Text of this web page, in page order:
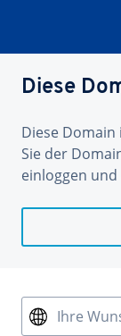
Diese
Diese Domain
Sie der
einloggen
Ihre